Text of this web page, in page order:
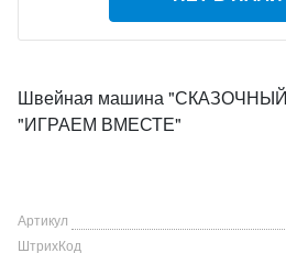
Швейная машина
"ИГРАЕМ ВМЕСТЕ"
Артикул
ШтрихКод